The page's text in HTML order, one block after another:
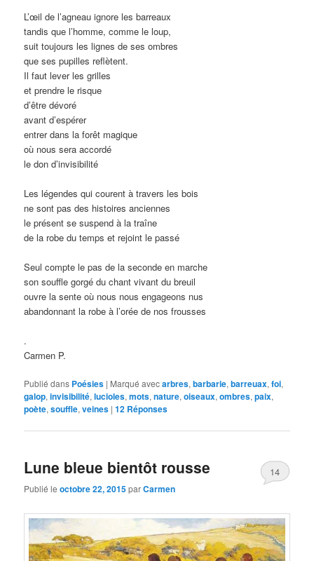
L’œil de l’agneau ignore les barreaux
tandis que l’homme, comme le loup,
suit toujours les lignes de ses ombres
que ses pupilles reflètent.
Il faut lever les grilles
et prendre le risque
d’être dévoré
avant d’espérer
entrer dans la forêt magique
où nous sera accordé
le don d’invisibilité
Les légendes qui courent à travers les bois
ne sont pas des histoires anciennes
le présent se suspend à la traîne
de la robe du temps et rejoint le passé
Seul compte le pas de la seconde en marche
son souffle gorgé du chant vivant du breuil
ouvre la sente où nous nous engageons nus
abandonnant la robe à l’orée de nos frousses
.
Carmen P.
Publié dans Poésies | Marqué avecarbres,barbarie,barreuax,foi,
galop,invisibilité,lucioles,mots,nature,oiseaux,ombres,paix,
poète,souffle,veines |12 Réponses
Lune bleue bientôt rousse
Publié leoctobre 22, 2015parCarmen
14